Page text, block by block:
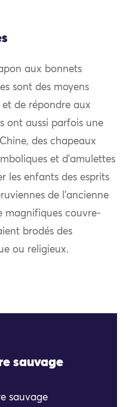
aux bonnets
sont des moyens
de répondre aux
ont aussi parfois une
des chapeaux
et d’amulettes
les enfants des esprits
de l’ancienne
magnifiques couvre-
brodés des
ou religieux.
sauvage
sauvage